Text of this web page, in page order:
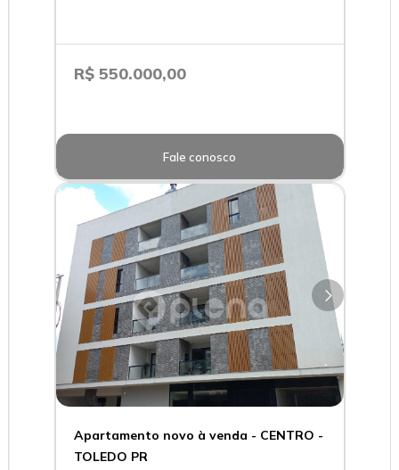
R$ 550.000,00
Fale conosco
Apartamento novo à venda - CENTRO -
TOLEDO PR